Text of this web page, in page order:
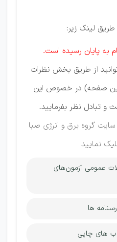
لینک زیر:
به پایان رسیده است.
از طریق بخش نظرات
صفحه) در خصوص این
و تبادل نظر بفرمایید.
گروه برق و انرژی صبا
نمایید
دانلود نمونه سوالات عمومی آزمون‌‎‌های
ها
های چاپی